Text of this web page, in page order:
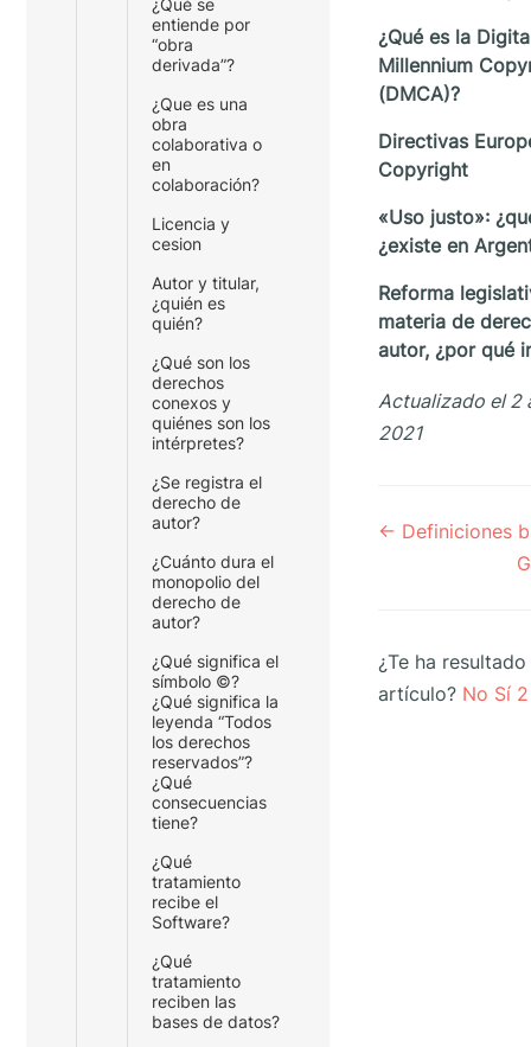
¿Qué se
entiende por
“obra
derivada”?
¿Que es una
obra
colaborativa o
en
colaboración?
Licencia y
cesion
Autor y titular,
¿quién es
quién?
¿Qué son los
derechos
conexos y
quiénes son los
intérpretes?
¿Se registra el
derecho de
autor?
¿Cuánto dura el
monopolio del
derecho de
autor?
¿Qué significa el
símbolo ©?
¿Qué significa la
leyenda “Todos
los derechos
reservados”?
¿Qué
consecuencias
tiene?
¿Qué
tratamiento
recibe el
Software?
¿Qué
tratamiento
reciben las
bases de datos?
¿Qué es la
Millennium
(DMCA)?
Directivas
Copyright
«Uso justo»:
¿existe en
Reforma
materia de
autor, ¿por qué
Actualizado el 2
2021
Navegación
← Definiciones
¿Te ha
artículo? No Sí 2